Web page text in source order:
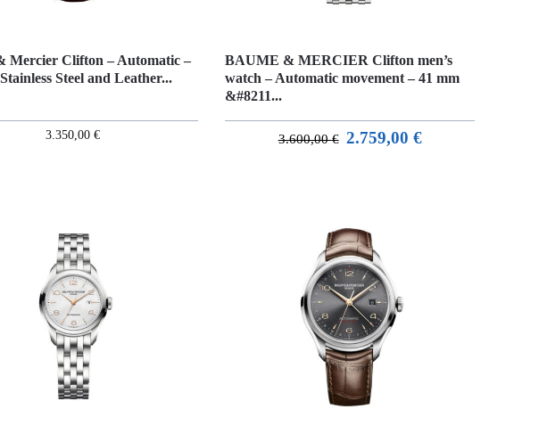
Mercier Clifton – Automatic –
Steel and Leather...
3.350,00€
BAUME & MERCIER Clifton men’s
watch – Automatic movement – 41 mm
&#8211...
3.600,00€ 2.759,00 €